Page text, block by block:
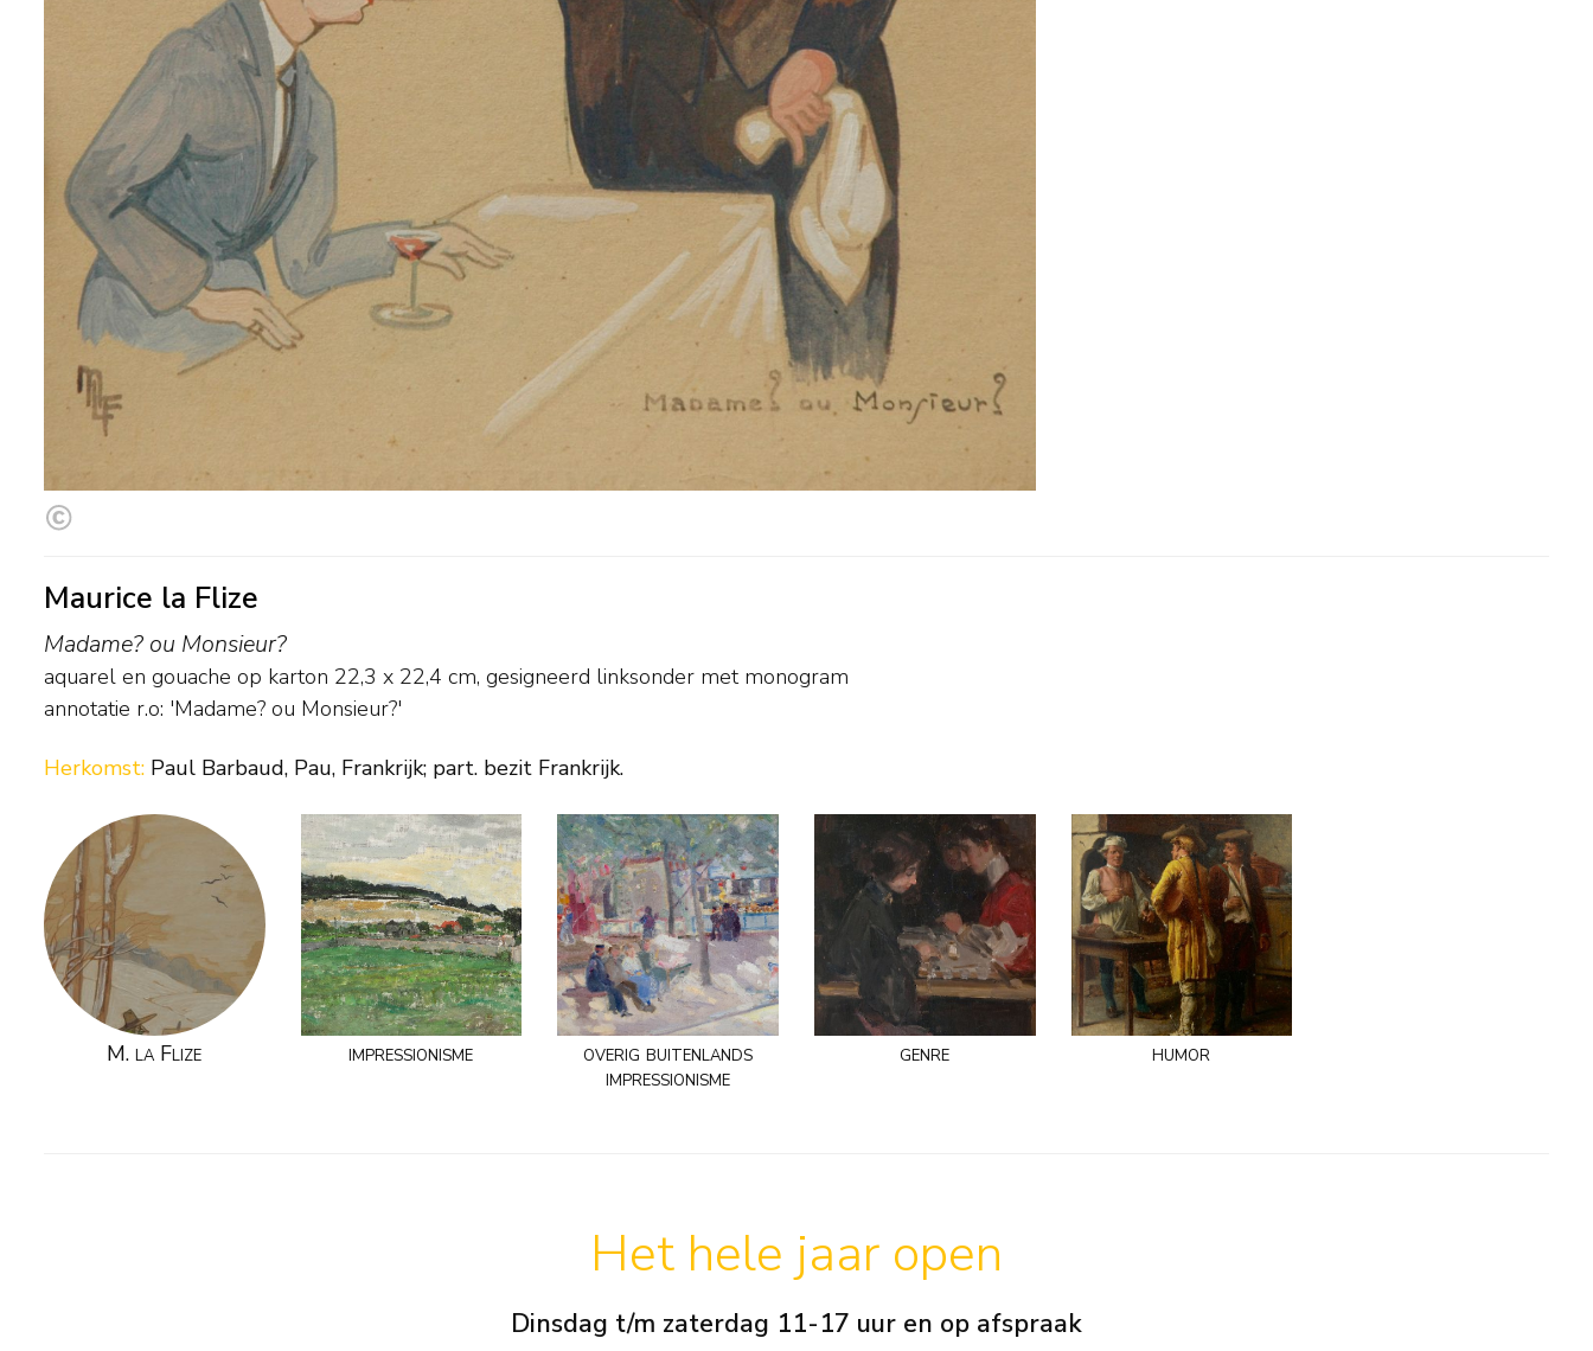
Maurice la Flize
Madame? ou Monsieur?
aquarel en gouache op karton 22,3 x 22,4 cm, gesigneerd linksonder met monogram
annotatie r.o: 'Madame? ou Monsieur?'
Herkomst: Paul Barbaud, Pau, Frankrijk; part. bezit Frankrijk.
M. la Flize impressionisme
overig buitenlands
impressionisme
genre humor
Het hele jaar open
Dinsdag t/m zaterdag 11-17 uur en op afspraak